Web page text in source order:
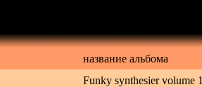
название альбома
Funky synthesier volume 1